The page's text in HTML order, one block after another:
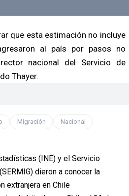
que esta estimación no incluye
al país por pasos no
nacional del Servicio de
Thayer.
Migración Nacional
(INE) y el Servicio
dieron a conocer la
extranjera en Chile